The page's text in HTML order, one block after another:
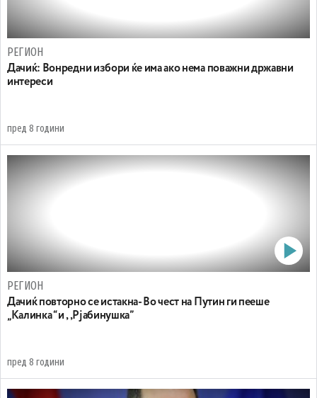
РЕГИОН
Дачиќ: Вонредни избори ќе има ако нема поважни државни
интереси
пред 8 години
РЕГИОН
Дачиќ повторно се истакна- Во чест на Путин ги пееше
„Калинка “ и ,,Рјaбинушка”
пред 8 години